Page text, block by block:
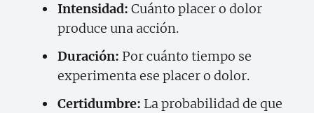
Intensidad: Cuánto placer o dolor
produce una acción.
Duración: Por cuánto tiempo se
experimenta ese placer o dolor.
Certidumbre: La probabilidad de que